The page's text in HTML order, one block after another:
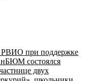
РВИО при поддержке
состоялся
двух